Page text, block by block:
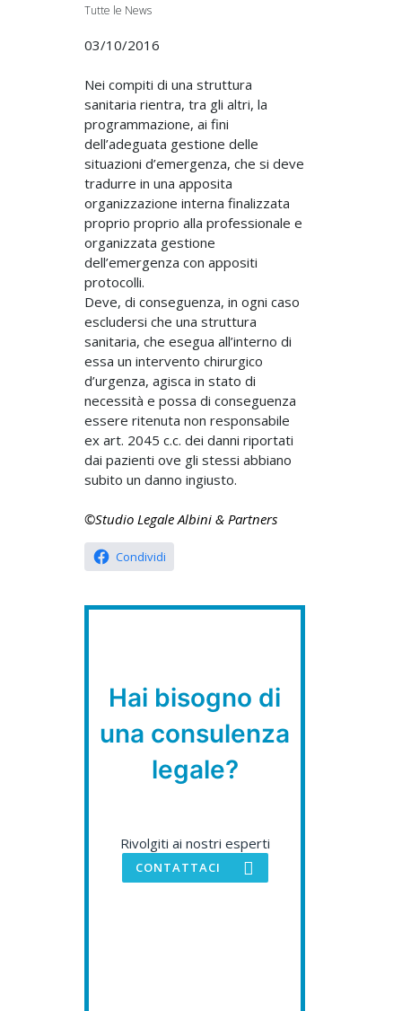
Tutte le News
03/10/2016
Nei compiti di una struttura
sanitaria rientra, tra gli altri, la
programmazione, ai fini
dell’adeguata gestione delle
situazioni d’emergenza, che si deve
tradurre in una apposita
organizzazione interna finalizzata
proprio proprio alla professionale e
organizzata gestione
dell’emergenza con appositi
protocolli.
Deve, di conseguenza, in ogni caso
escludersi che una struttura
sanitaria, che esegua all’interno di
essa un intervento chirurgico
d’urgenza, agisca in stato di
necessità e possa di conseguenza
essere ritenuta non responsabile
ex art. 2045 c.c. dei danni riportati
dai pazienti ove gli stessi abbiano
subito un danno ingiusto.
©Studio Legale Albini & Partners
Condividi
Hai bisogno di
una consulenza
legale?
Rivolgiti ai nostri esperti
CONTATTACI